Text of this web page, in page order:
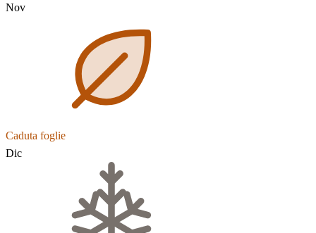
Nov
Caduta foglie
Dic